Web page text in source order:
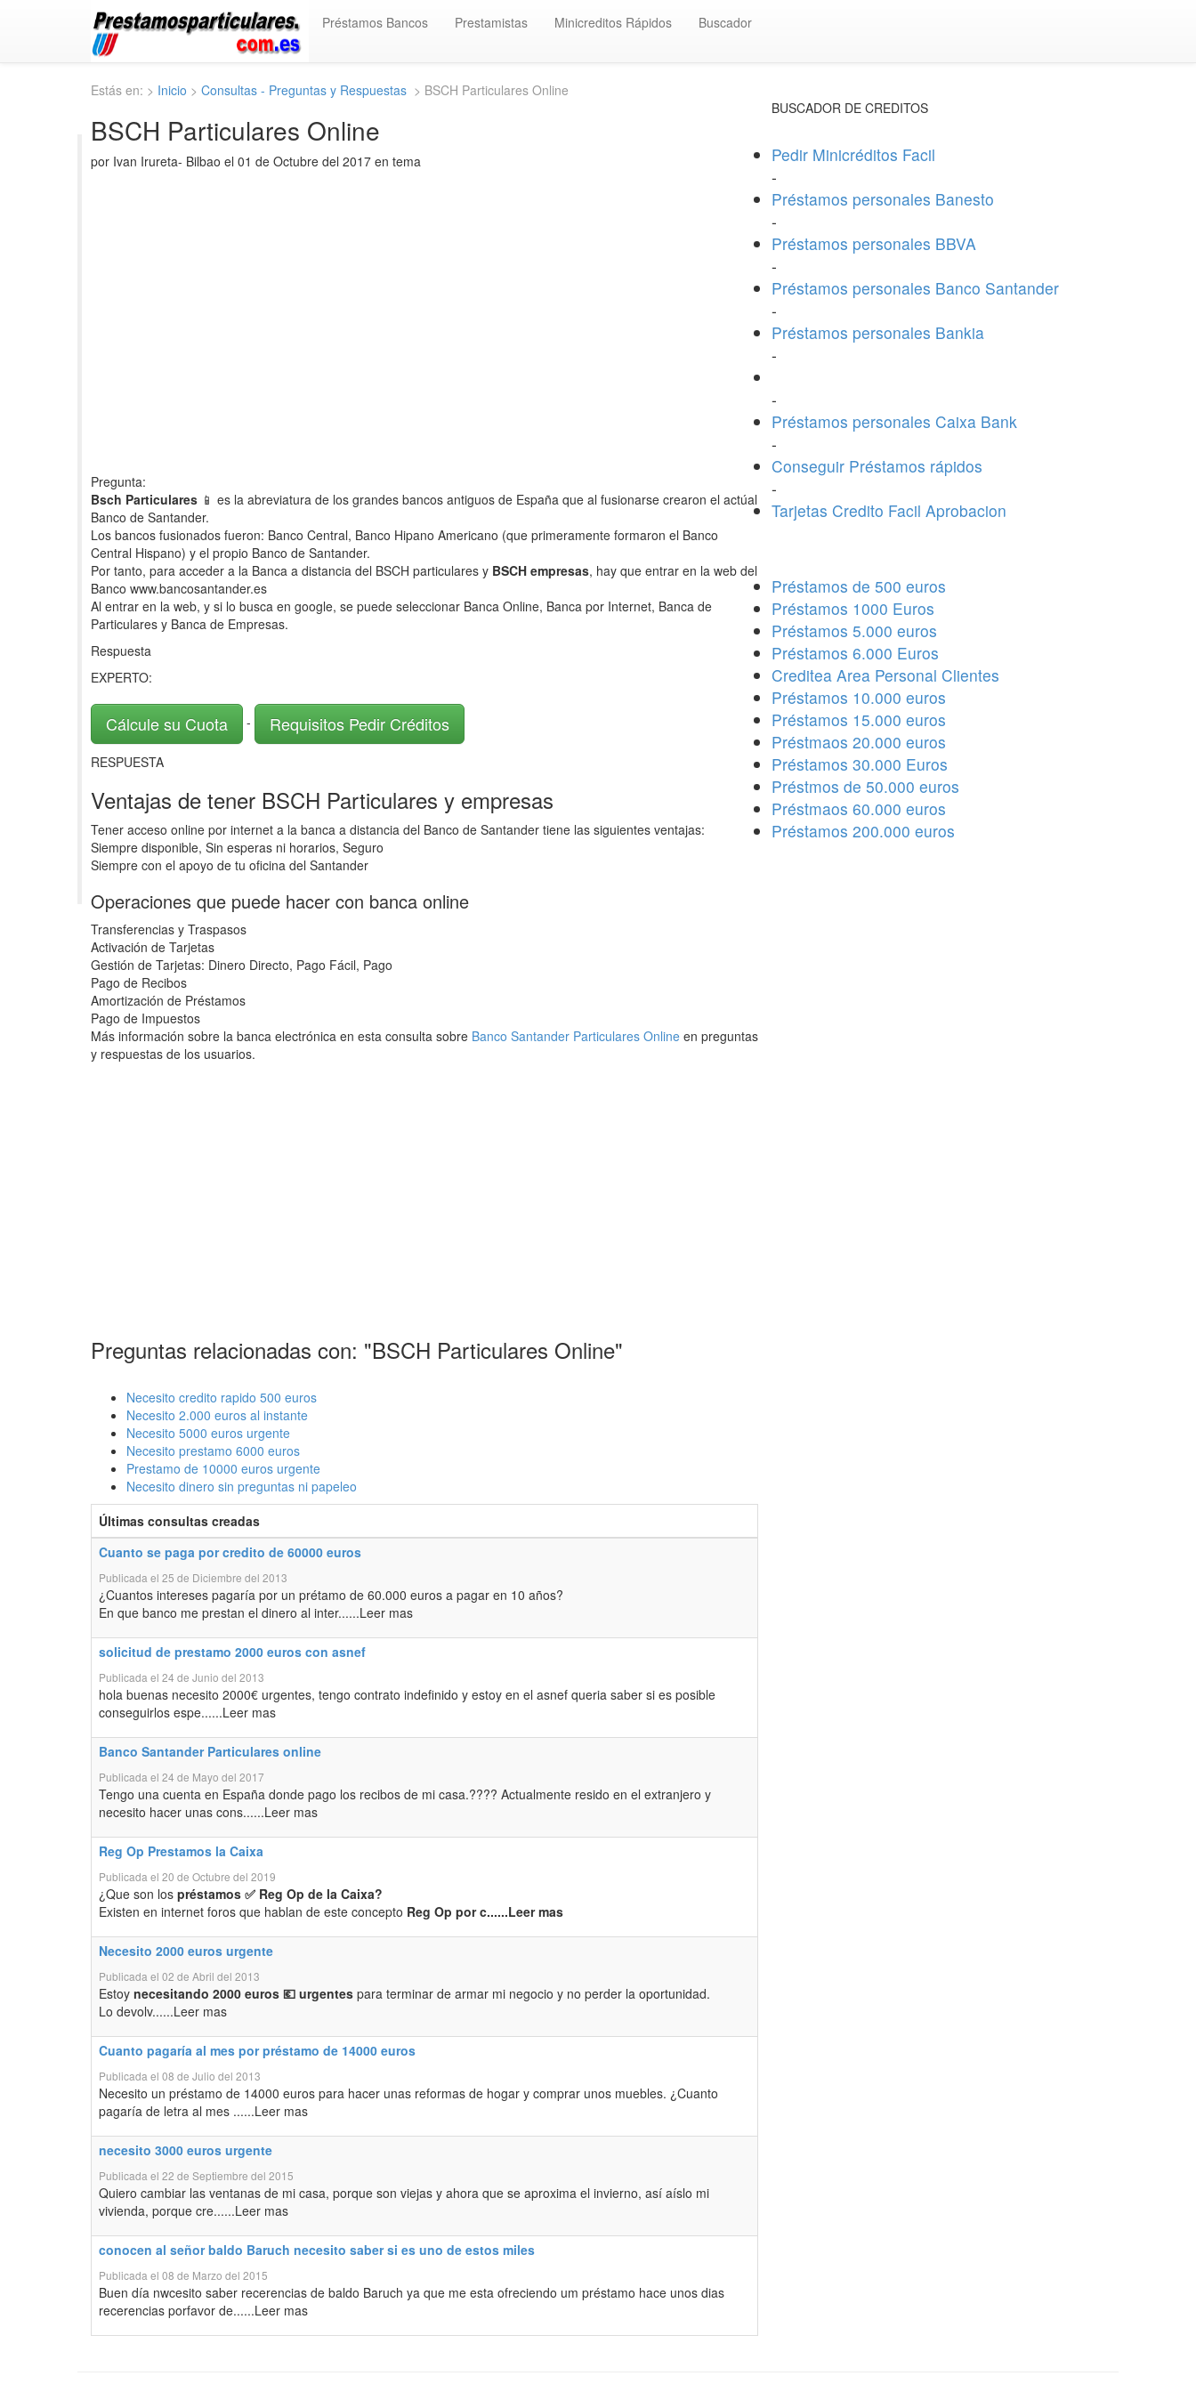
Préstamos Bancos Prestamistas Minicreditos Rápidos Buscador
Estás en: > Inicio > Consultas - Preguntas y Respuestas > BSCH Particulares Online
BSCH Particulares Online
por Ivan Irureta- Bilbao el 01 de Octubre del 2017 en tema
Pregunta:
Bsch Particulares 📱 es la abreviatura de los grandes bancos antiguos de España que al fusionarse crearon el actúal
Banco de Santander.
Los bancos fusionados fueron: Banco Central, Banco Hipano Americano (que primeramente formaron el Banco
Central Hispano) y el propio Banco de Santander.
Por tanto, para acceder a la Banca a distancia del BSCH particulares y BSCH empresas, hay que entrar en la web del
Banco www.bancosantander.es
Al entrar en la web, y si lo busca en google, se puede seleccionar Banca Online, Banca por Internet, Banca de
Particulares y Banca de Empresas.
Respuesta
EXPERTO:
Cálcule su Cuota - Requisitos Pedir Créditos
RESPUESTA
Ventajas de tener BSCH Particulares y empresas
Tener acceso online por internet a la banca a distancia del Banco de Santander tiene las siguientes ventajas:
Siempre disponible, Sin esperas ni horarios, Seguro
Siempre con el apoyo de tu oficina del Santander
Operaciones que puede hacer con banca online
Transferencias y Traspasos
Activación de Tarjetas
Gestión de Tarjetas: Dinero Directo, Pago Fácil, Pago
Pago de Recibos
Amortización de Préstamos
Pago de Impuestos
Más información sobre la banca electrónica en esta consulta sobre Banco Santander Particulares Online en preguntas
y respuestas de los usuarios.
Preguntas relacionadas con: "BSCH Particulares Online"
Necesito credito rapido 500 euros
Necesito 2.000 euros al instante
Necesito 5000 euros urgente
Necesito prestamo 6000 euros
Prestamo de 10000 euros urgente
Necesito dinero sin preguntas ni papeleo
Últimas consultas creadas
Cuanto se paga por credito de 60000 euros
Publicada el 25 de Diciembre del 2013
¿Cuantos intereses pagaría por un prétamo de 60.000 euros a pagar en 10 años?
En que banco me prestan el dinero al inter......Leer mas
solicitud de prestamo 2000 euros con asnef
Publicada el 24 de Junio del 2013
hola buenas necesito 2000€ urgentes, tengo contrato indefinido y estoy en el asnef queria saber si es posible
conseguirlos espe......Leer mas
Banco Santander Particulares online
Publicada el 24 de Mayo del 2017
Tengo una cuenta en España donde pago los recibos de mi casa.???? Actualmente resido en el extranjero y
necesito hacer unas cons......Leer mas
Reg Op Prestamos la Caixa
Publicada el 20 de Octubre del 2019
¿Que son los préstamos ✅ Reg Op de la Caixa?
Existen en internet foros que hablan de este concepto Reg Op por c......Leer mas
Necesito 2000 euros urgente
Publicada el 02 de Abril del 2013
Estoy necesitando 2000 euros 💶 urgentes para terminar de armar mi negocio y no perder la oportunidad.
Lo devolv......Leer mas
Cuanto pagaría al mes por préstamo de 14000 euros
Publicada el 08 de Julio del 2013
Necesito un préstamo de 14000 euros para hacer unas reformas de hogar y comprar unos muebles. ¿Cuanto
pagaría de letra al mes ......Leer mas
necesito 3000 euros urgente
Publicada el 22 de Septiembre del 2015
Quiero cambiar las ventanas de mi casa, porque son viejas y ahora que se aproxima el invierno, así aíslo mi
vivienda, porque cre......Leer mas
conocen al señor baldo Baruch necesito saber si es uno de estos miles
Publicada el 08 de Marzo del 2015
Buen día nwcesito saber recerencias de baldo Baruch ya que me esta ofreciendo um préstamo hace unos dias
recerencias porfavor de......Leer mas
BUSCADOR DE CREDITOS
Pedir Minicréditos Facil
-
Préstamos personales Banesto
-
Préstamos personales BBVA
-
Préstamos personales Banco Santander
-
Préstamos personales Bankia
-
-
Préstamos personales Caixa Bank
-
Conseguir Préstamos rápidos
-
Tarjetas Credito Facil Aprobacion
Préstamos de 500 euros
Préstamos 1000 Euros
Préstamos 5.000 euros
Préstamos 6.000 Euros
Creditea Area Personal Clientes
Préstamos 10.000 euros
Préstamos 15.000 euros
Préstmaos 20.000 euros
Préstamos 30.000 Euros
Préstmos de 50.000 euros
Préstmaos 60.000 euros
Préstamos 200.000 euros